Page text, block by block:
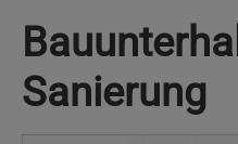
Sanierung